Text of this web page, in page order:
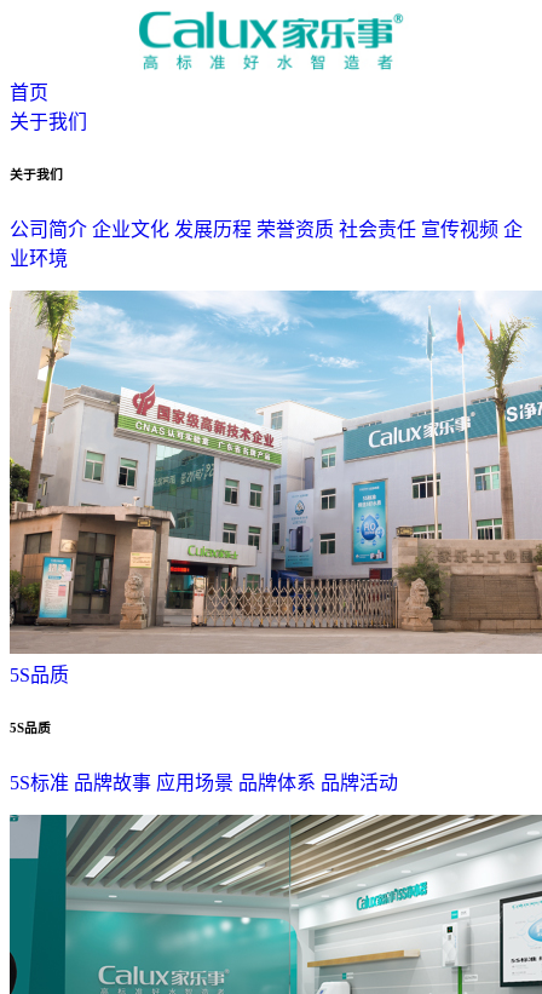
首页
关于我们
关于我们
公司简介 企业文化 发展历程 荣誉资质 社会责任 宣传视频 企
业环境
5S品质
5S品质
5S标准 品牌故事 应用场景 品牌体系 品牌活动